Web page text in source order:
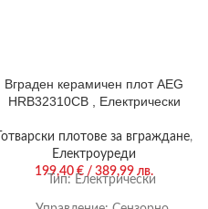
Вграден керамичен плот AEG
HRB32310CB , Електрически
Готварски плотове за вграждане,
Електроуреди
199,40€ / 389,99 лв.
Тип: Електрически